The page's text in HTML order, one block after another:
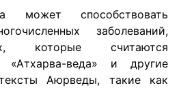
может способствовать
заболеваний,
которые считаются
«Атхарва-веда» и другие
Аюрведы, такие как